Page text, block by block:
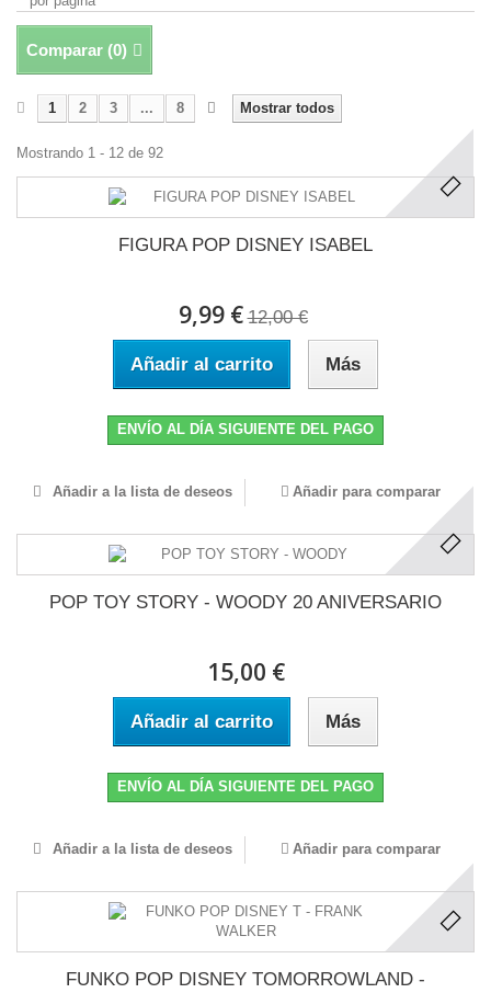
Comparar (0)
Mostrar todos
1 2 3 ... 8
Mostrando 1 - 12 de 92
FIGURA POP DISNEY ISABEL
9,99 € 12,00 €
Añadir al carrito Más
ENVÍO AL DÍA SIGUIENTE DEL PAGO
Añadir a la lista de deseos Añadir para comparar
POP TOY STORY - WOODY 20 ANIVERSARIO
15,00 €
Añadir al carrito Más
ENVÍO AL DÍA SIGUIENTE DEL PAGO
Añadir a la lista de deseos Añadir para comparar
FUNKO POP DISNEY TOMORROWLAND -